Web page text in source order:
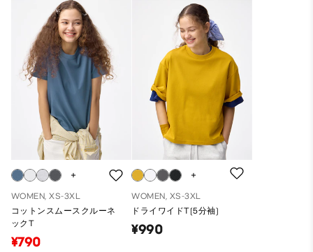
WOMEN, XS-3XL
コットンスムースクルーネ
ックT
¥790
WOMEN, XS-3XL
ドライワイドT(5分袖)
¥990